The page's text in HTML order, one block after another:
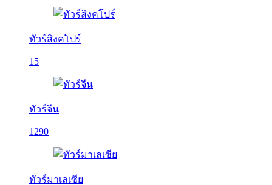
ทัวร์สิงคโปร์
15
ทัวร์จีน
1290
ทัวร์มาเลเซีย